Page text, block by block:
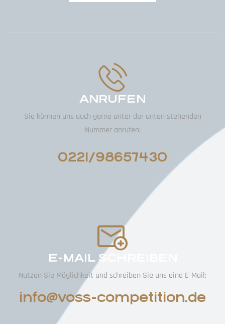
ANRUFEN
Sie können uns auch gerne unter der unten stehenden
Nummer anrufen:
0221/98657430
E-MAIL SCHREIBEN
Nutzen Sie Möglichkeit und schreiben Sie uns eine E-Mail:
info@voss-competition.de